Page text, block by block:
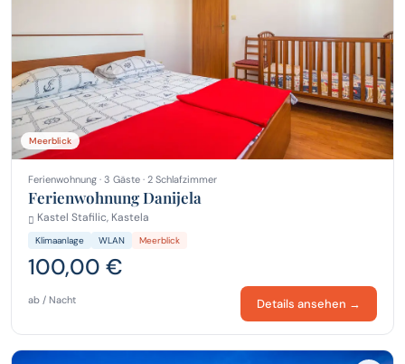
Meerblick
Ferienwohnung · 3 Gäste · 2 Schlafzimmer
Ferienwohnung Danijela
Kastel Stafilic, Kastela
Klimaanlage WLAN Meerblick
100,00 €
ab / Nacht Details ansehen →